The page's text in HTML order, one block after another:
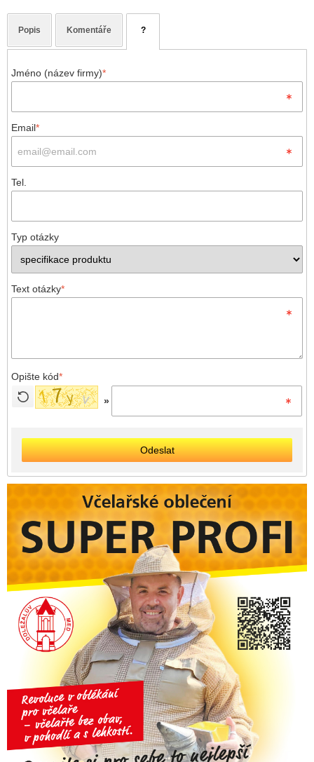
Popis Komentáře ?
Jméno (název firmy)*
Email*
Tel.
Typ otázky
Text otázky*
Opište kód*
»
Odeslat